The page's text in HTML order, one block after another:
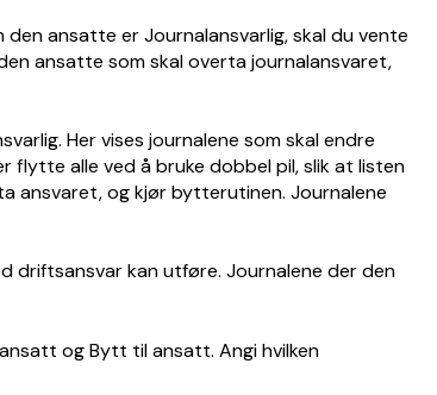
ansatte er Journalansvarlig, skal du vente
ansatte som skal overta journalansvaret,
Her vises journalene som skal endre
flytte alle ved å bruke dobbel pil, slik at listen
ansvaret, og kjør bytterutinen. Journalene
driftsansvar kan utføre. Journalene der den
og Bytt til ansatt. Angi hvilken